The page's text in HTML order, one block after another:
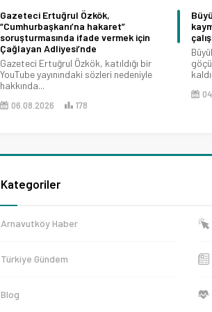
Büyükçekmece’de toprak
kaymasının yaşandığı bölgede
çalışmalar tamamlandı
Büyükçekmece’de meydana gelen
göçükte 2 kişinin toprak altında
kaldığı ihtimali...
Kategoriler
Arnavutköy Haber
Türkiye Gündem
Blog